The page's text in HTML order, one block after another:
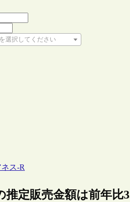
選択してください
ださい
ス-R
推定販売金額は前年比